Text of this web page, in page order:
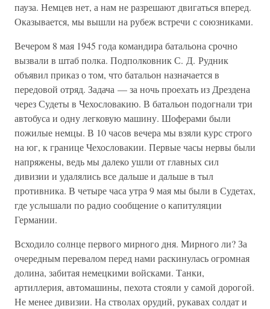
пауза. Немцев нет, а нам не разрешают двигаться вперед.
Оказывается, мы вышли на рубеж встречи с союзниками.
Вечером 8 мая 1945 года командира батальона срочно
вызвали в штаб полка. Подполковник С. Д. Рудник
объявил приказ о том, что батальон назначается в
передовой отряд. Задача — за ночь проехать из Дрездена
через Судеты в Чехословакию. В батальон подогнали три
автобуса и одну легковую машину. Шоферами были
пожилые немцы. В 10 часов вечера мы взяли курс строго
на юг, к границе Чехословакии. Первые часы нервы были
напряжены, ведь мы далеко ушли от главных сил
дивизии и удалялись все дальше и дальше в тыл
противника. В четыре часа утра 9 мая мы были в Судетах,
где услышали по радио сообщение о капитуляции
Германии.
Всходило солнце первого мирного дня. Мирного ли? За
очередным перевалом перед нами раскинулась огромная
долина, забитая немецкими войсками. Танки,
артиллерия, автомашины, пехота стояли у самой дорогой.
Не менее дивизии. На стволах орудий, рукавах солдат и